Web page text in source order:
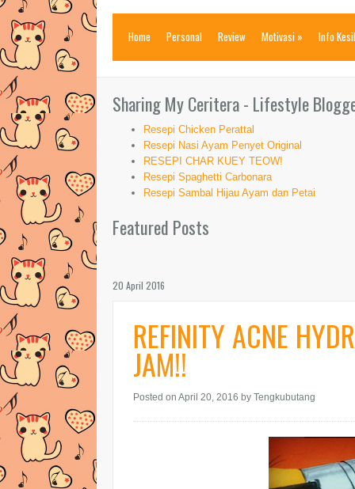
Home Personal Review Motivasi » Info
Sharing My Ceritera - Lifestyle
Resepi Chicken Perattal
Resepi Nasi Ayam Penyet Original
RESEPI CHAR KUEY TEOW!
Resepi Spaghetti Carbonara
Resepi Sambal Hijau Ayam dan Petai
Featured Posts
20 April 2016
REFINITY ACNE
JAM!!
Posted on April 20, 2016 by Tengkubutang